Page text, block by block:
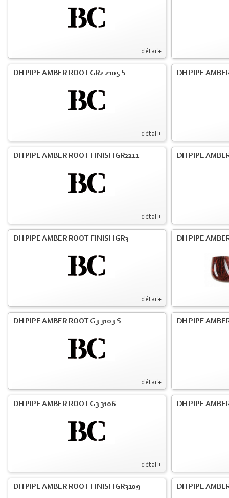
détail+
détail+
DH PIPE AMBER ROOT GR2 2105 S DH PIPE
détail+
DH PIPE AMBER ROOT FINISH GR2211 DH PIPE
détail+
DH PIPE AMBER ROOT FINISH GR3 DH PIPE
détail+
DH PIPE AMBER ROOT G3 3103 S DH PIPE
détail+
DH PIPE AMBER ROOT G3 3106 DH PIPE
DH PIPE AMBER ROOT FINISH GR3109 DH PIPE